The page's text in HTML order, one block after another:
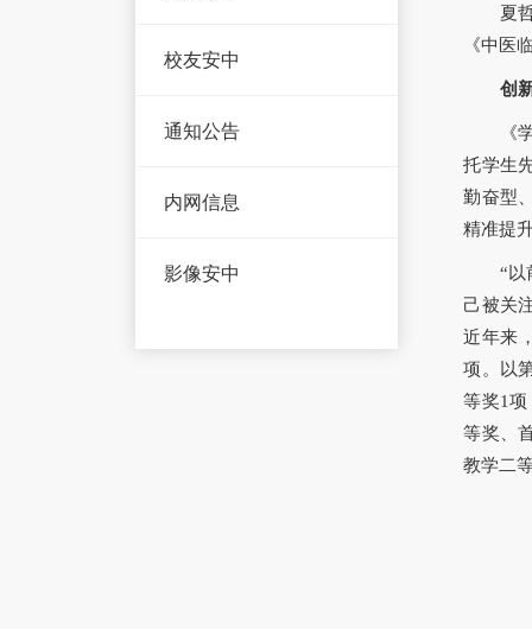
校友安中
通知公告
内网信息
影像安中
夏
《中医
创
《
托学生
勤奋型
精准提
“以
己被关
近年来
项。以
等奖1
等奖、
教学二